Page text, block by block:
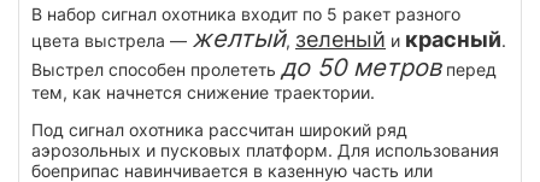
В набор сигнал охотника входит по 5 ракет разного
цвета выстрела — желтый, зеленый и красный.
Выстрел способен пролететь до 50 метровперед
тем, как начнется снижение траектории.
Под сигнал охотника рассчитан широкий ряд
аэрозольных и пусковых платформ. Для использования
боеприпас навинчивается в казенную часть или